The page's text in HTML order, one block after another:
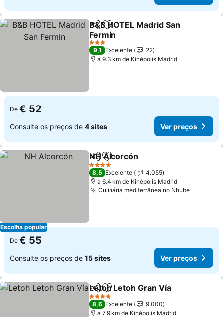
PartilharAdicionar aos favoritos
B&B HOTEL Madrid San
Fermin
3 Estrelas
9,1 Excelente
22
a 9.3 km de Kinépolis Madrid
De € 52
Consulte os preços de 4 sites Ver preços
Escolha popular
PartilharAdicionar aos favoritos
NH Alcorcón
4 Estrelas
8,5 Excelente
4.055
a 6.4 km de Kinépolis Madrid
Culinária mediterrânea no Nhube
De € 55
Consulte os preços de 15 sites Ver preços
PartilharAdicionar aos favoritos
Letoh Letoh Gran Vía
4 Estrelas
8,6 Excelente
9.000
a 7.9 km de Kinépolis Madrid